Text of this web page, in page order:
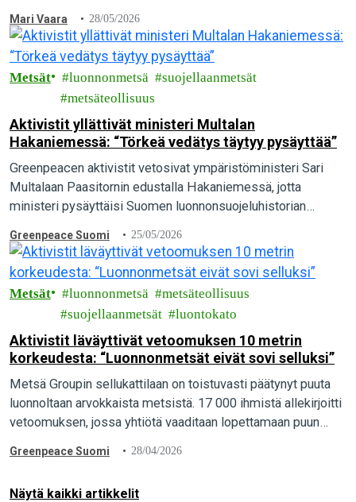
Mari Vaara 28/05/2026
Metsät luonnonmetsä
suojellaanmetsät
metsäteollisuus
Aktivistit yllättivät ministeri Multalan
Hakaniemessä: “Törkeä vedätys täytyy pysäyttää”
Greenpeacen aktivistit vetosivat ympäristöministeri Sari
Multalaan Paasitornin edustalla Hakaniemessä, jotta
ministeri pysäyttäisi Suomen luonnonsuojeluhistorian
metsätalousministeriön valmistelema törkeä vedätys täytyy
pysäyttää. Ympäristöministeri Sari Multalalla…
Greenpeace Suomi 25/05/2026
Metsät luonnonmetsä
metsäteollisuus
suojellaanmetsät
luontokato
Aktivistit läväyttivät vetoomuksen 10 metrin
korkeudesta: “Luonnonmetsät eivät sovi selluksi”
Metsä Groupin sellukattilaan on toistuvasti päätynyt puuta
luonnoltaan arvokkaista metsistä. 17 000 ihmistä allekirjoitti
vetoomuksen, jossa yhtiötä vaaditaan lopettamaan puun
toimittivat vetoomuksen yhtiön pääkonttorille Espooseen
Greenpeace Suomi 28/04/2026
Näytä kaikki artikkelit